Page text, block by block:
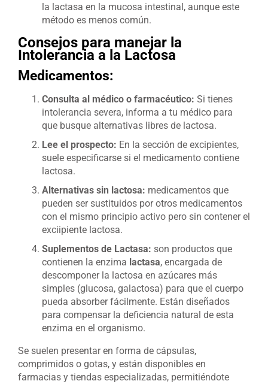
la lactasa en la mucosa intestinal, aunque este
método es menos común.
Consejos para manejar la
Intolerancia a la Lactosa
Medicamentos:
Consulta al médico o farmacéutico: Si tienes
intolerancia severa, informa a tu médico para
que busque alternativas libres de lactosa.
Lee el prospecto: En la sección de excipientes,
suele especificarse si el medicamento contiene
lactosa.
Alternativas sin lactosa: medicamentos que
pueden ser sustituidos por otros medicamentos
con el mismo principio activo pero sin contener el
exciipiente lactosa.
Suplementos de Lactasa: son productos que
contienen la enzima lactasa, encargada de
descomponer la lactosa en azúcares más
simples (glucosa, galactosa) para que el cuerpo
pueda absorber fácilmente. Están diseñados
para compensar la deficiencia natural de esta
enzima en el organismo.
Se suelen presentar en forma de cápsulas,
comprimidos o gotas, y están disponibles en
farmacias y tiendas especializadas, permitiéndote